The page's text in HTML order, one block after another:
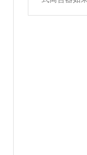
损严重，磨
响；